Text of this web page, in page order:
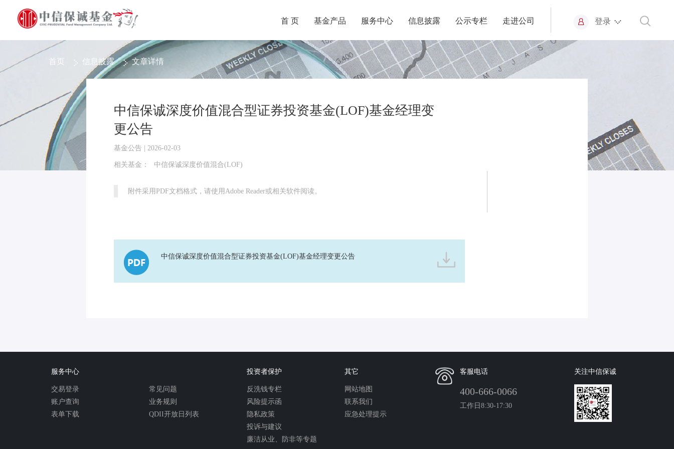
首 页 基金产品 服务中心 信息披露 公示专栏 走进公司 登录
首页 信息披露 文章详情
中信保诚深度价值混合型证券投资基金(LOF)基金经理变
更公告
基金公告 | 2026-02-03
相关基金： 中信保诚深度价值混合(LOF)
附件采用PDF文档格式，请使用Adobe Reader或相关软件阅读。
中信保诚深度价值混合型证券投资基金(LOF)基金经理变更公告
服务中心
交易登录
账户查询
表单下载
常见问题
业务规则
QDII开放日列表
投资者保护
反洗钱专栏
风险提示函
隐私政策
投诉与建议
廉洁从业、防非等专题
其它
网站地图
联系我们
应急处理提示
客服电话
400-666-0066
工作日8:30-17:30
关注中信保诚